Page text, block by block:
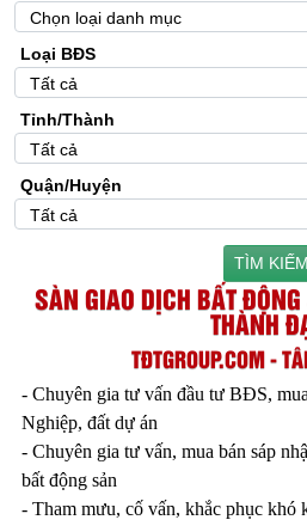
Loại BĐS
Tỉnh/Thành
Quận/Huyện
TÌM KIẾM
SÀN GIAO DỊCH BẤT
THÀNH
TĐTGROUP.COM -
- Chuyên gia tư vấn đầu tư BĐS,
Nghiệp, đất dự án
- Chuyên gia tư vấn, mua bán sáp
bất động sản
- Tham mưu, cố vấn, khắc phục khó